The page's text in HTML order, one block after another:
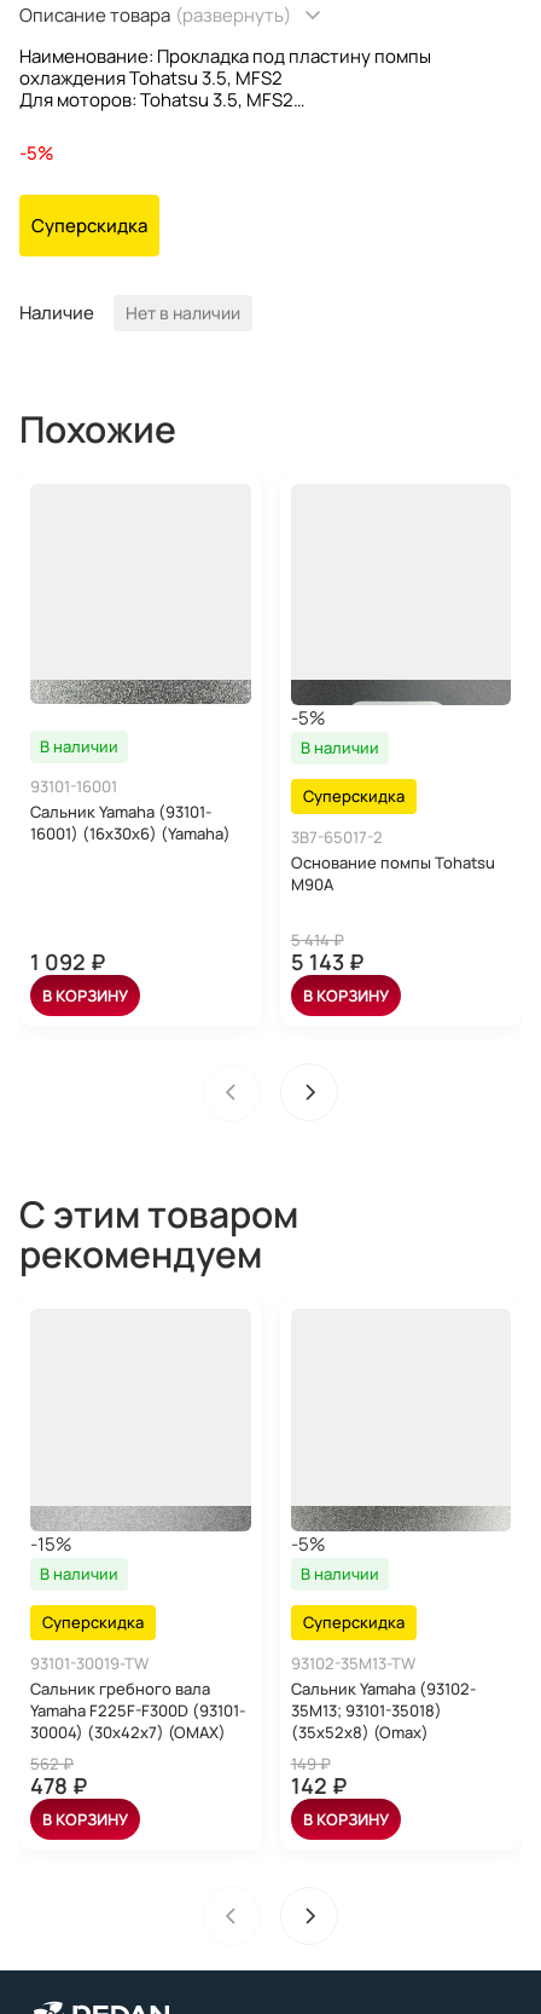
Описание товара (развернуть)
Наименование: Прокладка под пластину помпы
охлаждения Tohatsu 3.5, MFS2
Для моторов: Tohatsu 3.5, MFS2
Производитель: Kacawa
-5%
Суперскидка
Наличие Нет в наличии
Похожие
В наличии
93101-16001
Сальник Yamaha (93101-
16001) (16x30x6) (Yamaha)
1 092 ₽
В КОРЗИНУ
-5%
В наличии
Суперскидка
3B7-65017-2
Основание помпы Tohatsu
M90A
5 414 ₽
5 143 ₽
В КОРЗИНУ
С этим товаром
рекомендуем
-15%
В наличии
Суперскидка
93101-30019-TW
Сальник гребного вала
Yamaha F225F-F300D (93101-
30004) (30x42x7) (OMAX)
562 ₽
478 ₽
В КОРЗИНУ
-5%
В наличии
Суперскидка
93102-35M13-TW
Сальник Yamaha (93102-
35M13; 93101-35018)
(35x52x8) (Omax)
149 ₽
142 ₽
В КОРЗИНУ